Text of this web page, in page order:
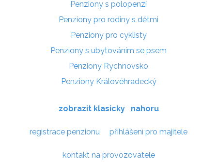
Penziony s polopenzí
Penziony pro rodiny s dětmi
Penziony pro cyklisty
Penziony s ubytováním se psem
Penziony Rychnovsko
Penziony Královéhradecký
zobrazit klasicky nahoru
registrace penzionu přihlášení pro majitele
kontakt na provozovatele